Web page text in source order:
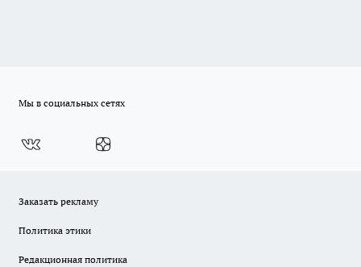
Мы в социальных сетях
Заказать рекламу
Политика этики
Редакционная политика